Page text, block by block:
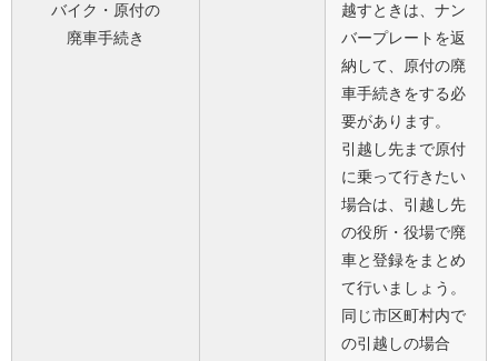
バイク・原付の
廃車手続き
越すときは、ナン
バープレートを返
納して、原付の廃
車手続きをする必
要があります。
引越し先まで原付
に乗って行きたい
場合は、引越し先
の役所・役場で廃
車と登録をまとめ
て行いましょう。
同じ市区町村内で
の引越しの場合